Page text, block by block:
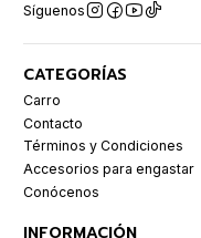
Síguenos
CATEGORÍAS
Carro
Contacto
Términos y Condiciones
Accesorios para engastar
Conócenos